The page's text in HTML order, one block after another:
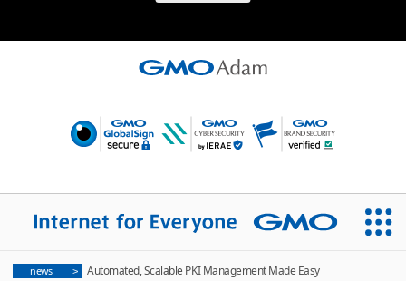
日本画４人展（心斎橋　小大丸画廊）
筍々会展’13（京都府立文化芸術会館）
師走展　初出展（心斎橋　小大丸画廊）
2016年　京都日本画家協会第四期展
news Automated, Scalable PKI Management Made Easy